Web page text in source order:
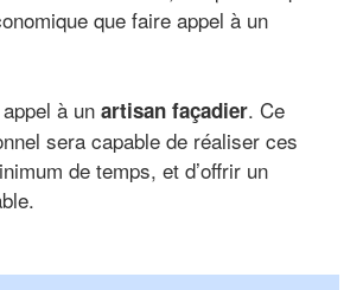
que faire appel à un
à un artisan façadier. Ce
sera capable de réaliser ces
de temps, et d’offrir un